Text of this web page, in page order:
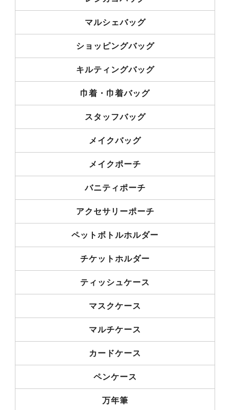
マルシェバッグ
ショッピングバッグ
キルティングバッグ
巾着・巾着バッグ
スタッフバッグ
メイクバッグ
メイクポーチ
バニティポーチ
アクセサリーポーチ
ペットボトルホルダー
チケットホルダー
ティッシュケース
マスクケース
マルチケース
カードケース
ペンケース
万年筆